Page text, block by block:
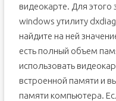
видеокарте. Для этого
windows утилиту
найдите на ней
есть полный объем
использовать
встроенной памяти и
памяти компьютера.